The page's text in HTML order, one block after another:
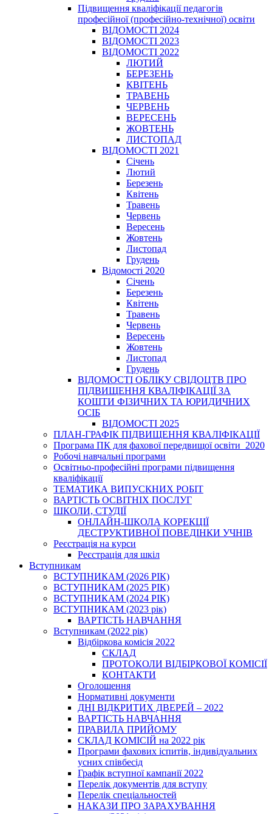
Підвищення кваліфікації педагогів
професійної (професійно-технічної) освіти
ВІДОМОСТІ 2024
ВІДОМОСТІ 2023
ВІДОМОСТІ 2022
ЛЮТИЙ
БЕРЕЗЕНЬ
КВІТЕНЬ
ТРАВЕНЬ
ЧЕРВЕНЬ
ВЕРЕСЕНЬ
ЖОВТЕНЬ
ЛИСТОПАД
ВІДОМОСТІ 2021
Січень
Лютий
Березень
Квітень
Травень
Червень
Вересень
Жовтень
Листопад
Грудень
Відомості 2020
Січень
Березень
Квітень
Травень
Червень
Вересень
Жовтень
Листопад
Грудень
ВІДОМОСТІ ОБЛІКУ СВІДОЦТВ ПРО
ПІДВИЩЕННЯ КВАЛІФІКАЦІЇ ЗА
КОШТИ ФІЗИЧНИХ ТА ЮРИДИЧНИХ
ОСІБ
ВІДОМОСТІ 2025
ПЛАН-ГРАФІК ПІДВИЩЕННЯ КВАЛІФІКАЦІЇ
Програма ПК для фахової передвищої освіти_2020
Робочі навчальні програми
Освітньо-професійні програми підвищення
кваліфікації
ТЕМАТИКА ВИПУСКНИХ РОБІТ
ВАРТІСТЬ ОСВІТНІХ ПОСЛУГ
ШКОЛИ, СТУДІЇ
ОНЛАЙН-ШКОЛА КОРЕКЦІЇ
ДЕСТРУКТИВНОЇ ПОВЕДІНКИ УЧНІВ
Реєстрація на курси
Реєстрація для шкіл
Вступникам
ВСТУПНИКАМ (2026 РІК)
ВСТУПНИКАМ (2025 РІК)
ВСТУПНИКАМ (2024 РІК)
ВСТУПНИКАМ (2023 рік)
ВАРТІСТЬ НАВЧАННЯ
Вступникам (2022 рік)
Відбіркова комісія 2022
СКЛАД
ПРОТОКОЛИ ВІДБІРКОВОЇ КОМІСІЇ
КОНТАКТИ
Оголошення
Нормативні документи
ДНІ ВІДКРИТИХ ДВЕРЕЙ – 2022
ВАРТІСТЬ НАВЧАННЯ
ПРАВИЛА ПРИЙОМУ
СКЛАД КОМІСІЙ на 2022 рік
Програми фахових іспитів, індивідуальних
усних співбесід
Графік вступної кампанії 2022
Перелік документів для вступу
Перелік спеціальностей
НАКАЗИ ПРО ЗАРАХУВАННЯ